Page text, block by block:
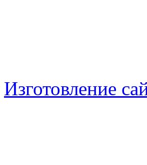
Изготовление